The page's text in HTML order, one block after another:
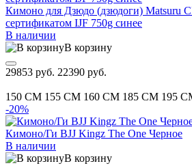
Кимоно для Дзюдо (дзюдоги) Matsuru
сертификатом IJF 750g синее
В наличии
В корзину
29853 руб. 22390 руб.
150 CM 155 CM 160 CM 185 CM 195
-20%
Кимоно/Ги BJJ Kingz The One Черное
В наличии
В корзину